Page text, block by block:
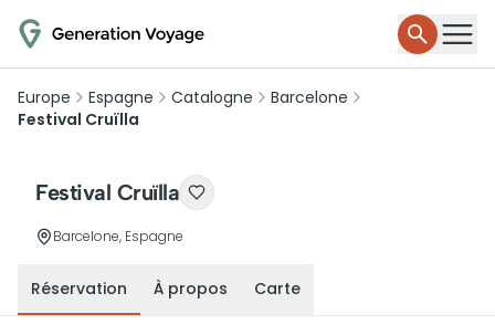
Europe Espagne Catalogne
Barcelone
Festival Cruïlla
Festival Cruïlla
Barcelone, Espagne
Réservation À propos Carte